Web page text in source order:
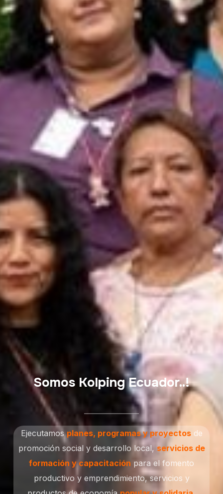
Somos Kolping Ecuador..!
Ejecutamosplanes, programas y proyectosde
promoción social y desarrollo local, servicios de
formación y capacitación para el fomento
productivo y emprendimiento, servicios y